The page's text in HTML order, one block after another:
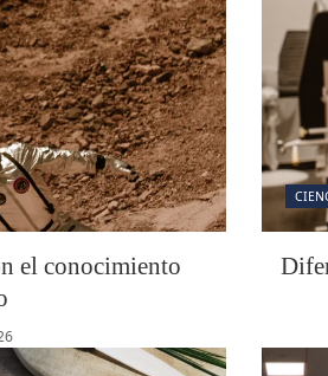
el conocimiento